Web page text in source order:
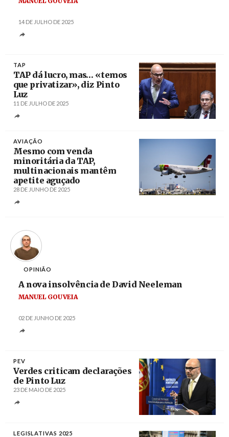
14 DE JULHO DE 2025
TAP
TAP dá lucro, mas… «temos
que privatizar», diz Pinto
Luz
11 DE JULHO DE 2025
AVIAÇÃO
Mesmo com venda
minoritária da TAP,
multinacionais mantêm
apetite aguçado
28 DE JUNHO DE 2025
OPINIÃO
A nova insolvência de David Neeleman
MANUEL GOUVEIA
02 DE JUNHO DE 2025
PEV
Verdes criticam declarações
de Pinto Luz
23 DE MAIO DE 2025
LEGISLATIVAS 2025